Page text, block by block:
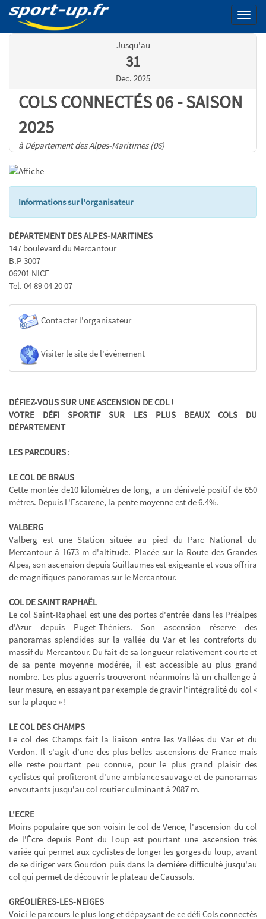
Menu
Jusqu'au
31
Dec. 2025
COLS CONNECTÉS 06 - SAISON
2025
à Département des Alpes-Maritimes (06)
Informations sur l'organisateur
DÉPARTEMENT DES ALPES-MARITIMES
147 boulevard du Mercantour
B.P 3007
06201 NICE
Tel. 04 89 04 20 07
Contacter l'organisateur
Visiter le site de l'événement
DÉFIEZ-VOUS SUR UNE ASCENSION DE COL !
VOTRE DÉFI SPORTIF SUR LES PLUS BEAUX COLS DU
DÉPARTEMENT
LES PARCOURS :
LE COL DE BRAUS
Cette montée de10 kilomètres de long, a un dénivelé positif de 650
mètres. Depuis L'Escarene, la pente moyenne est de 6.4%.
VALBERG
Valberg est une Station située au pied du Parc National du
Mercantour à 1673 m d'altitude. Placée sur la Route des Grandes
Alpes, son ascension depuis Guillaumes est exigeante et vous offrira
de magnifiques panoramas sur le Mercantour.
COL DE SAINT RAPHAËL
Le col Saint-Raphaël est une des portes d'entrée dans les Préalpes
d'Azur depuis Puget-Théniers. Son ascension réserve des
panoramas splendides sur la vallée du Var et les contreforts du
massif du Mercantour. Du fait de sa longueur relativement courte et
de sa pente moyenne modérée, il est accessible au plus grand
nombre. Les plus aguerris trouveront néanmoins là un challenge à
leur mesure, en essayant par exemple de gravir l'intégralité du col «
sur la plaque » !
LE COL DES CHAMPS
Le col des Champs fait la liaison entre les Vallées du Var et du
Verdon. Il s'agit d'une des plus belles ascensions de France mais
elle reste pourtant peu connue, pour le plus grand plaisir des
cyclistes qui profiteront d'une ambiance sauvage et de panoramas
envoutants jusqu'au col routier culminant à 2087 m.
L'ECRE
Moins populaire que son voisin le col de Vence, l'ascension du col
de l'Êcre depuis Pont du Loup est pourtant une ascension très
variée qui permet aux cyclistes de longer les gorges du loup, avant
de se diriger vers Gourdon puis dans la dernière difficulté jusqu'au
col qui permet de découvrir le plateau de Caussols.
GRÉOLIÈRES-LES-NEIGES
Voici le parcours le plus long et dépaysant de ce défi Cols connectés